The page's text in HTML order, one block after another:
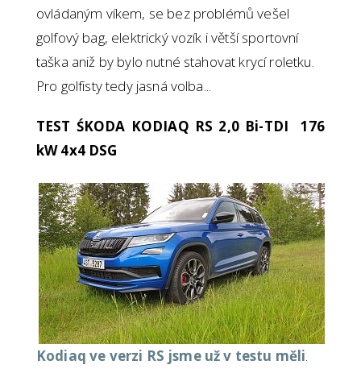
ovládaným víkem, se bez problémů vešel
golfový bag, elektrický vozík i větší sportovní
taška aniž by bylo nutné stahovat krycí roletku.
Pro golfisty tedy jasná volba...
TEST ŚKODA KODIAQ RS 2,0 Bi-TDI 176
kW 4x4 DSG
Kodiaq ve verzi RS jsme už v testu měli